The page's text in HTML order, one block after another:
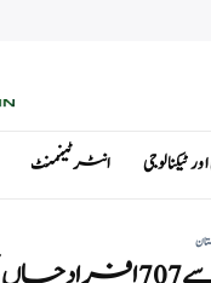
انٹرٹینمنٹ